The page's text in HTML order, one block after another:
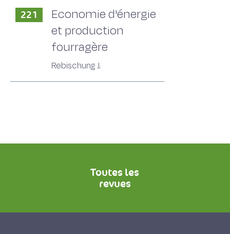
221
Economie d'énergie
et production
fourragère
Rebischung J.
Toutes les
revues